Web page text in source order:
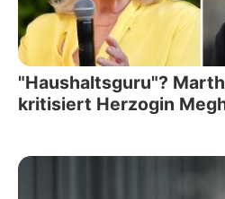
"Haushaltsguru"?
kritisiert Herzogin